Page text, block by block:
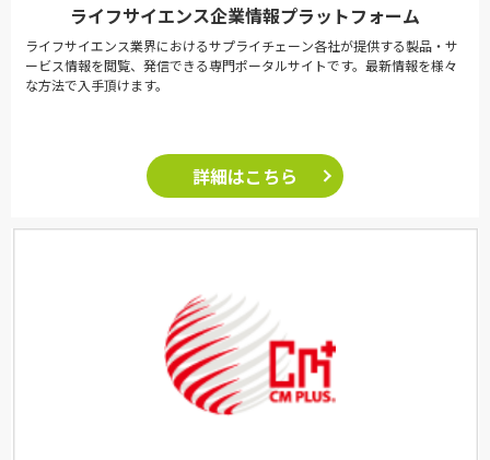
ライフサイエンス企業情報プラットフォーム
ライフサイエンス業界におけるサプライチェーン各社が提供する製品・サ
ービス情報を閲覧、発信できる専門ポータルサイトです。最新情報を様々
な方法で入手頂けます。
詳細はこちら